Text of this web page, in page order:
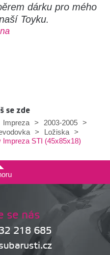
dárku pro mého
Toyku.
se zde
Impreza > 2003-2005
>
> Ložiska
>
STI (45x85x18)
se nás
218 685